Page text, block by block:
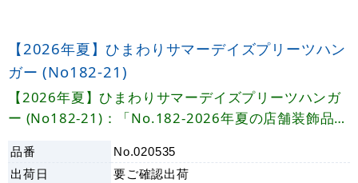
【2026年夏】ひまわりサマーデイズプリーツハン
ガー (No182-21)
【2026年夏】ひまわりサマーデイズプリーツハンガ
ー (No182-21)：「No.182-2026年夏の店舗装飾品カ
品番 No.020535
出荷日 要ご確認出荷